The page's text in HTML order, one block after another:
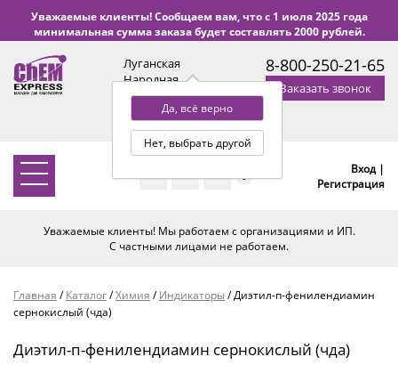
Уважаемые клиенты! Сообщаем вам, что с 1 июля 2025 года
минимальная сумма заказа будет составлять 2000 рублей.
Луганская
Народная
Республика
Да, всё верно
Нет, выбрать другой
с 9:00 до 18:00 по Уфе
(+2 МСК)
8-800-250-21-65
Заказать звонок
0
Вход |
Регистрация
Уважаемые клиенты! Мы работаем с организациями и ИП.
С частными лицами не работаем.
Главная /Каталог/Химия /Индикаторы/Диэтил-п-фенилендиамин
сернокислый (чда)
Диэтил-п-фенилендиамин сернокислый (чда)